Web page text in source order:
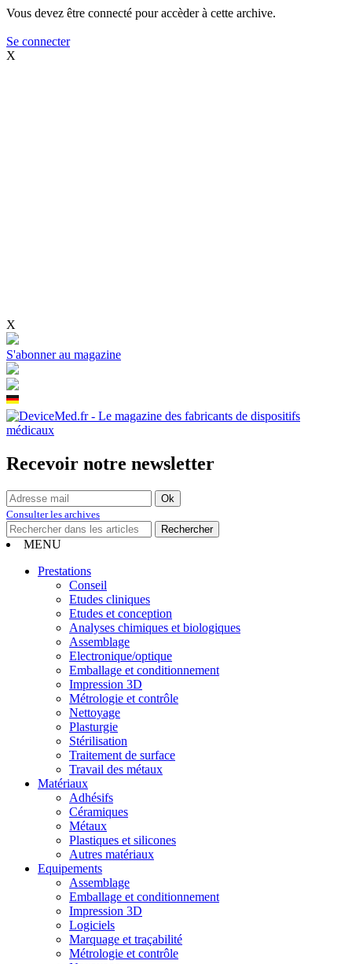
Vous devez être connecté pour accèder à cette archive.
Se connecter
X
X
S'abonner au magazine
Recevoir notre newsletter
Consulter les archives
MENU
Prestations
Conseil
Etudes cliniques
Etudes et conception
Analyses chimiques et biologiques
Assemblage
Electronique/optique
Emballage et conditionnement
Impression 3D
Métrologie et contrôle
Nettoyage
Plasturgie
Stérilisation
Traitement de surface
Travail des métaux
Matériaux
Adhésifs
Céramiques
Métaux
Plastiques et silicones
Autres matériaux
Equipements
Assemblage
Emballage et conditionnement
Impression 3D
Logiciels
Marquage et traçabilité
Métrologie et contrôle